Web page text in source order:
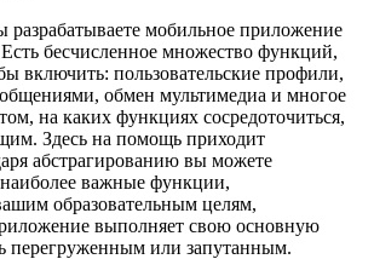
разрабатываете мобильное приложение
Есть бесчисленное множество функций,
включить: пользовательские профили,
обмен мультимедиа и многое
на каких функциях сосредоточиться,
Здесь на помощь приходит
абстрагированию вы можете
важные функции,
образовательным целям,
выполняет свою основную
перегруженным или запутанным.